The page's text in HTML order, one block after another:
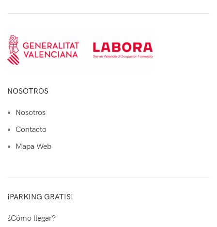
NOSOTROS
Nosotros
Contacto
Mapa Web
¡PARKING GRATIS!
¿Cómo llegar?